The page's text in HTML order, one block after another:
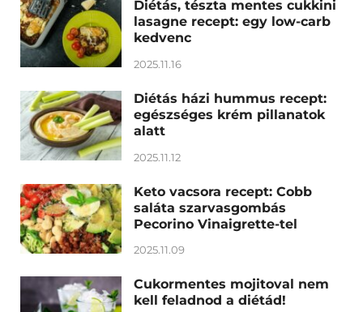
Diétás, tészta mentes cukkini
lasagne recept: egy low-carb
kedvenc
2025.11.16
Diétás házi hummus recept:
egészséges krém pillanatok
alatt
2025.11.12
Keto vacsora recept: Cobb
saláta szarvasgombás
Pecorino Vinaigrette-tel
2025.11.09
Cukormentes mojitoval nem
kell feladnod a diétád!